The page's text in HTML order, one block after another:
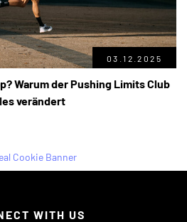
03.12.2025
Warum der Pushing Limits Club
verändert
WITH US
Cookie Banner